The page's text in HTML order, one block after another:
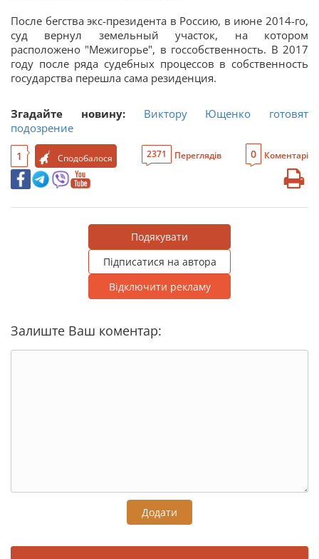
После бегства экс-президента в Россию, в июне 2014-го,
суд вернул земельный участок, на котором
расположено "Межигорье", в госсобственность. В 2017
году после ряда судебных процессов в собственность
государства перешла сама резиденция.
Згадайте новину: Виктору Ющенко готовят
подозрение
1 Сподобалося 2371 Переглядів 0 Коментарі
Подякувати
Підписатися на автора
Відключити рекламу
Залиште Ваш коментар:
Додати